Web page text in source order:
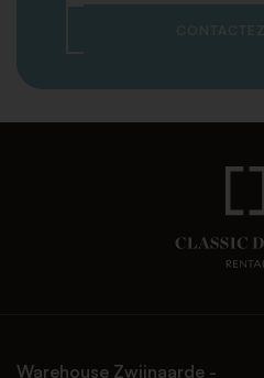
Warehouse Zwijnaarde -